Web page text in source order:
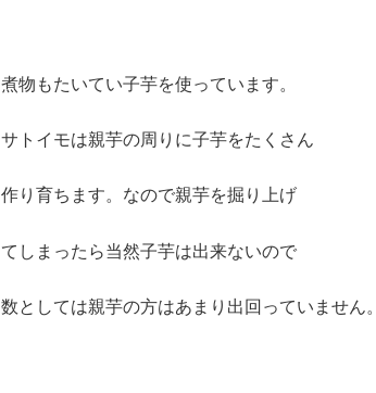
煮物もたいてい子芋を使っています。
サトイモは親芋の周りに子芋をたくさん
作り育ちます。なので親芋を掘り上げ
てしまったら当然子芋は出来ないので
数としては親芋の方はあまり出回っていません。